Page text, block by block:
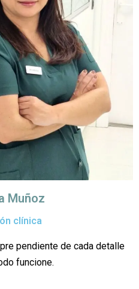
Muñoz
clínica
pendiente de cada detalle
funcione.